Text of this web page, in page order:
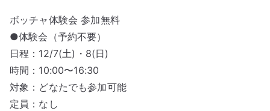
ボッチャ体験会 参加無料
●体験会（予約不要）
日程：12/7(土)・8(日)
時間：10:00〜16:30
対象：どなたでも参加可能
定員：なし